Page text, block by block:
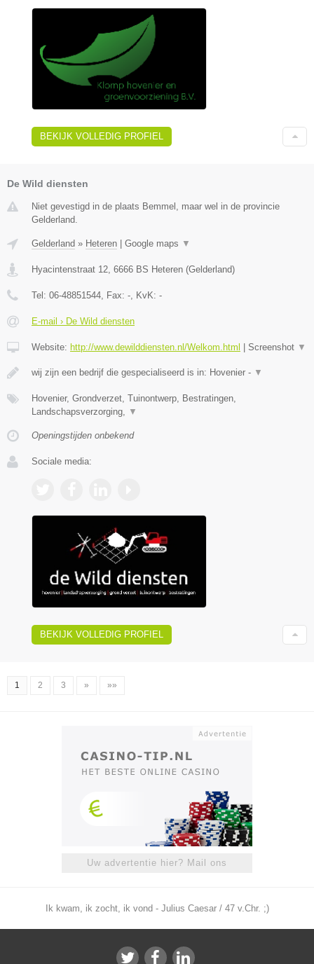
BEKIJK VOLLEDIG PROFIEL
De Wild diensten
Niet gevestigd in de plaats Bemmel, maar wel in de provincie
Gelderland.
Gelderland » Heteren Google maps ▼
Hyacintenstraat 12 6666 BS Heteren (Gelderland)
Tel: 06-48851544 , Fax: - , KvK: -
E-mail › De Wild diensten
Website: http://www.dewilddiensten.nl/Welkom.html Screenshot ▼
wij zijn een bedrijf die gespecialiseerd is in: Hovenier - ▼
Hovenier, Grondverzet, Tuinontwerp, Bestratingen,
Landschapsverzorging,
▼
Openingstijden onbekend
Sociale media:
BEKIJK VOLLEDIG PROFIEL
1 2 3 » »»
Uw advertentie hier? Mail ons
Ik kwam, ik zocht, ik vond - Julius Caesar / 47 v.Chr. ;)